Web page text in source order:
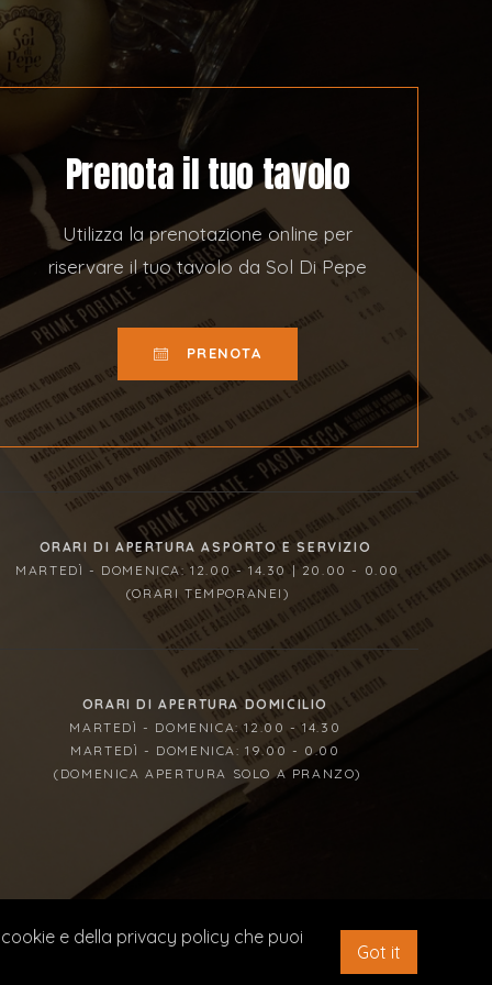
e della privacy policy che puoi
Got it
Prenota il tuo tavolo
Utilizza la prenotazione online per
riservare il tuo tavolo da Sol Di Pepe
PRENOTA
ORARI DI APERTURA ASPORTO E SERVIZIO
MARTEDÌ - DOMENICA: 12.00 - 14.30 | 20.00 - 0.00
(ORARI TEMPORANEI)
ORARI DI APERTURA DOMICILIO
MARTEDÌ - DOMENICA: 12.00 - 14.30
MARTEDÌ - DOMENICA: 19.00 - 0.00
(DOMENICA APERTURA SOLO A PRANZO)